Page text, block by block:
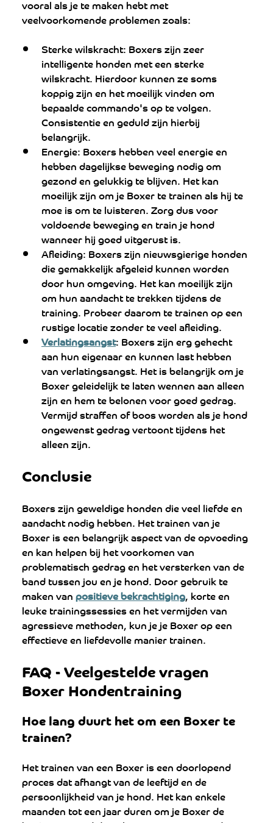
vooral als je te maken hebt met
veelvoorkomende problemen zoals:
Sterke wilskracht: Boxers zijn zeer
intelligente honden met een sterke
wilskracht. Hierdoor kunnen ze soms
koppig zijn en het moeilijk vinden om
bepaalde commando's op te volgen.
Consistentie en geduld zijn hierbij
belangrijk.
Energie: Boxers hebben veel energie en
hebben dagelijkse beweging nodig om
gezond en gelukkig te blijven. Het kan
moeilijk zijn om je Boxer te trainen als hij te
moe is om te luisteren. Zorg dus voor
voldoende beweging en train je hond
wanneer hij goed uitgerust is.
Afleiding: Boxers zijn nieuwsgierige honden
die gemakkelijk afgeleid kunnen worden
door hun omgeving. Het kan moeilijk zijn
om hun aandacht te trekken tijdens de
training. Probeer daarom te trainen op een
rustige locatie zonder te veel afleiding.
Verlatingsangst: Boxers zijn erg gehecht
aan hun eigenaar en kunnen last hebben
van verlatingsangst. Het is belangrijk om je
Boxer geleidelijk te laten wennen aan alleen
zijn en hem te belonen voor goed gedrag.
Vermijd straffen of boos worden als je hond
ongewenst gedrag vertoont tijdens het
alleen zijn.
Conclusie
Boxers zijn geweldige honden die veel liefde en
aandacht nodig hebben. Het trainen van je
Boxer is een belangrijk aspect van de opvoeding
en kan helpen bij het voorkomen van
problematisch gedrag en het versterken van de
band tussen jou en je hond. Door gebruik te
maken van positieve bekrachtiging, korte en
leuke trainingssessies en het vermijden van
agressieve methoden, kun je je Boxer op een
effectieve en liefdevolle manier trainen.
FAQ - Veelgestelde vragen
Boxer Hondentraining
Hoe lang duurt het om een Boxer te
trainen?
Het trainen van een Boxer is een doorlopend
proces dat afhangt van de leeftijd en de
persoonlijkheid van je hond. Het kan enkele
maanden tot een jaar duren om je Boxer de